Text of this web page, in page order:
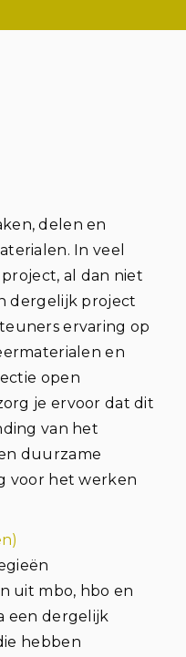
delen en
In veel
al dan niet
dergelijk project
ervaring op
en
open
je ervoor dat dit
van het
duurzame
voor het werken
uit mbo, hbo en
een dergelijk
hebben